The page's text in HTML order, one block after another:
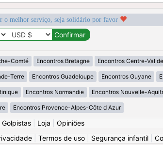
o melhor serviço, seja solidário por favor
Comté Encontros Bretagne Encontros Centre-Val
Terre Encontros Guadeloupe Encontros Guyane
Encontros Normandie Encontros Nouvelle-
Encontros Provence-Alpes-Côte d Azur
Golpistas Loja
Opiniões
Termos de uso Segurança infantil